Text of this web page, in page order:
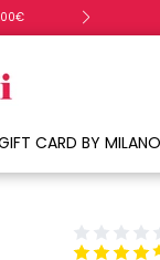
CARD BY